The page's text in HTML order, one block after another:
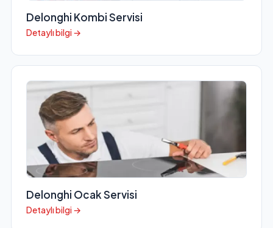
Delonghi Kombi Servisi
Detaylı bilgi →
Delonghi Ocak Servisi
Detaylı bilgi →